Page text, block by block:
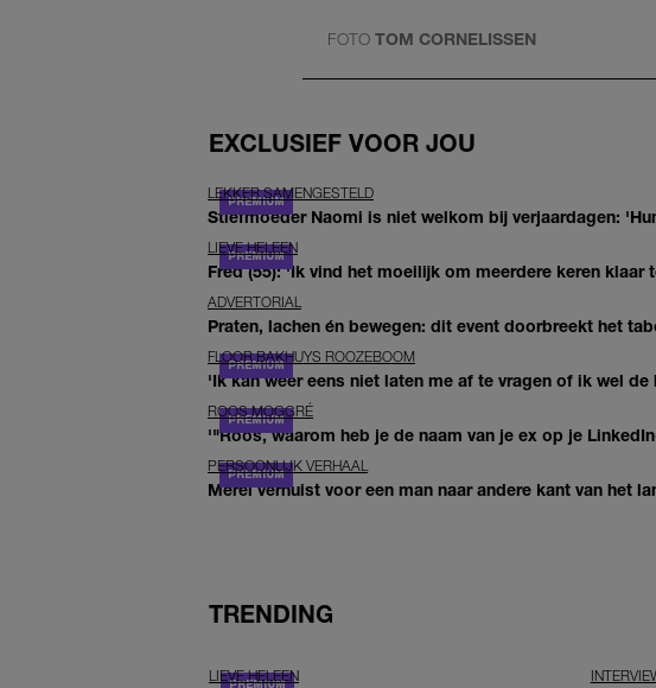
FOTO TOM CORNELISSEN
EXCLUSIEF VOOR JOU
LEKKER SAMENGESTELD
Stiefmoeder Naomi is niet welkom bij verjaardagen:
LIEVE HELEEN
Fred (55): 'Ik vind het moeilijk om meerdere keren klaar
ADVERTORIAL
Praten, lachen én bewegen: dit event doorbreekt het
FLOOR BAKHUYS ROOZEBOOM
'Ik kan weer eens niet laten me af te vragen of ik wel
ROOS MOGGRÉ
'"Roos, waarom heb je de naam van je ex op je
PERSOONLIJK VERHAAL
Merel verhuist voor een man naar andere kant van het
TRENDING
LIEVE HELEEN